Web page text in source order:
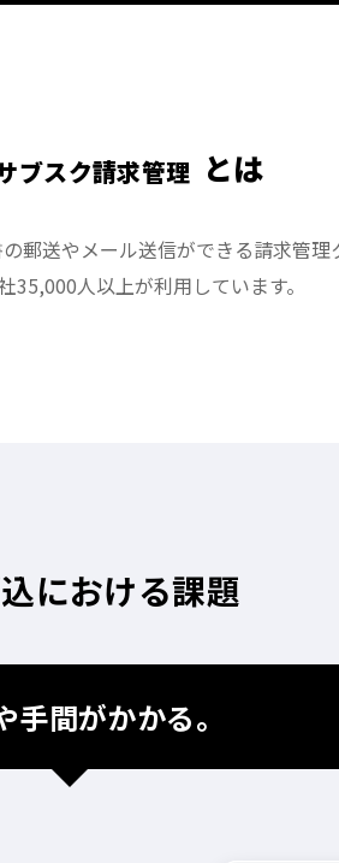
ブスク請求管理 とは
郵送やメール送信ができる請求管理
35,000人以上が利用しています。
における課題
間がかかる。